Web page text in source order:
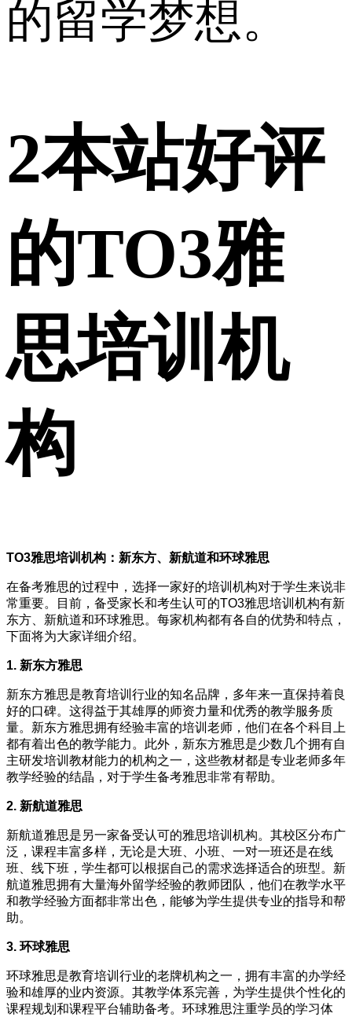
的留学梦想。
2本站好评
的TO3雅
思培训机
构
TO3雅思培训机构：新东方、新航道和环球雅思
在备考雅思的过程中，选择一家好的培训机构对于学生来说非
常重要。目前，备受家长和考生认可的TO3雅思培训机构有新
东方、新航道和环球雅思。每家机构都有各自的优势和特点，
下面将为大家详细介绍。
1. 新东方雅思
新东方雅思是教育培训行业的知名品牌，多年来一直保持着良
好的口碑。这得益于其雄厚的师资力量和优秀的教学服务质
量。新东方雅思拥有经验丰富的培训老师，他们在各个科目上
都有着出色的教学能力。此外，新东方雅思是少数几个拥有自
主研发培训教材能力的机构之一，这些教材都是专业老师多年
教学经验的结晶，对于学生备考雅思非常有帮助。
2. 新航道雅思
新航道雅思是另一家备受认可的雅思培训机构。其校区分布广
泛，课程丰富多样，无论是大班、小班、一对一班还是在线
班、线下班，学生都可以根据自己的需求选择适合的班型。新
航道雅思拥有大量海外留学经验的教师团队，他们在教学水平
和教学经验方面都非常出色，能够为学生提供专业的指导和帮
助。
3. 环球雅思
环球雅思是教育培训行业的老牌机构之一，拥有丰富的办学经
验和雄厚的业内资源。其教学体系完善，为学生提供个性化的
课程规划和课程平台辅助备考。环球雅思注重学员的学习体